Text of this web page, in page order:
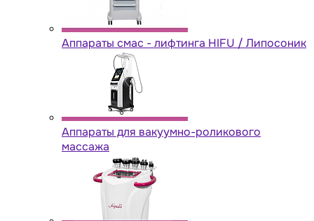
Аппараты cмас - лифтинга HIFU / Липосоник
Аппараты для вакуумно-роликового
массажа